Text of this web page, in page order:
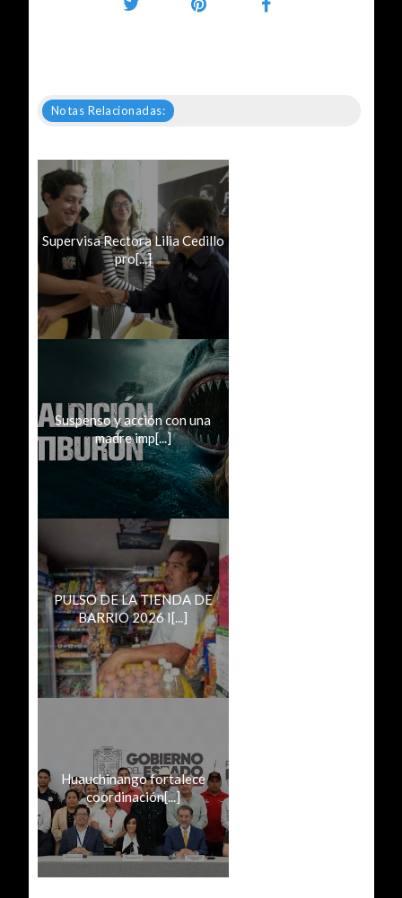
Notas Relacionadas:
Supervisa Rectora Lilia Cedillo
pro[...]
Suspenso y acción con una
madre imp[...]
PULSO DE LA TIENDA DE
BARRIO 2026 I[...]
Huauchinango fortalece
coordinación[...]